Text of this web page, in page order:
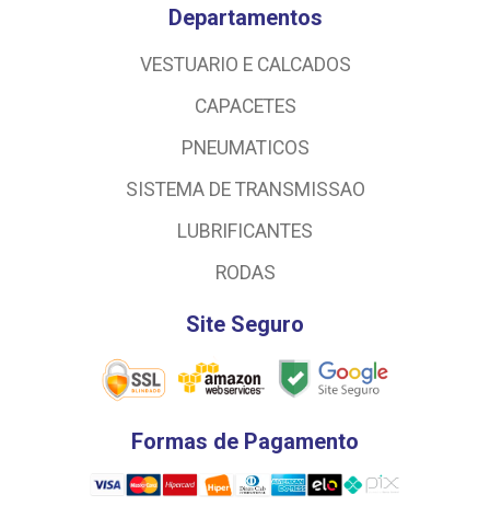
Departamentos
VESTUARIO E CALCADOS
CAPACETES
PNEUMATICOS
SISTEMA DE TRANSMISSAO
LUBRIFICANTES
RODAS
Site Seguro
Formas de Pagamento